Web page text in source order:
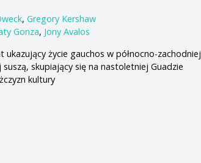
,Gregory Kershaw
Gonza, Jony Avalos
ukazujący życie gauchos w północno-zachodniej
skupiający się na nastoletniej Guadzie
kultury